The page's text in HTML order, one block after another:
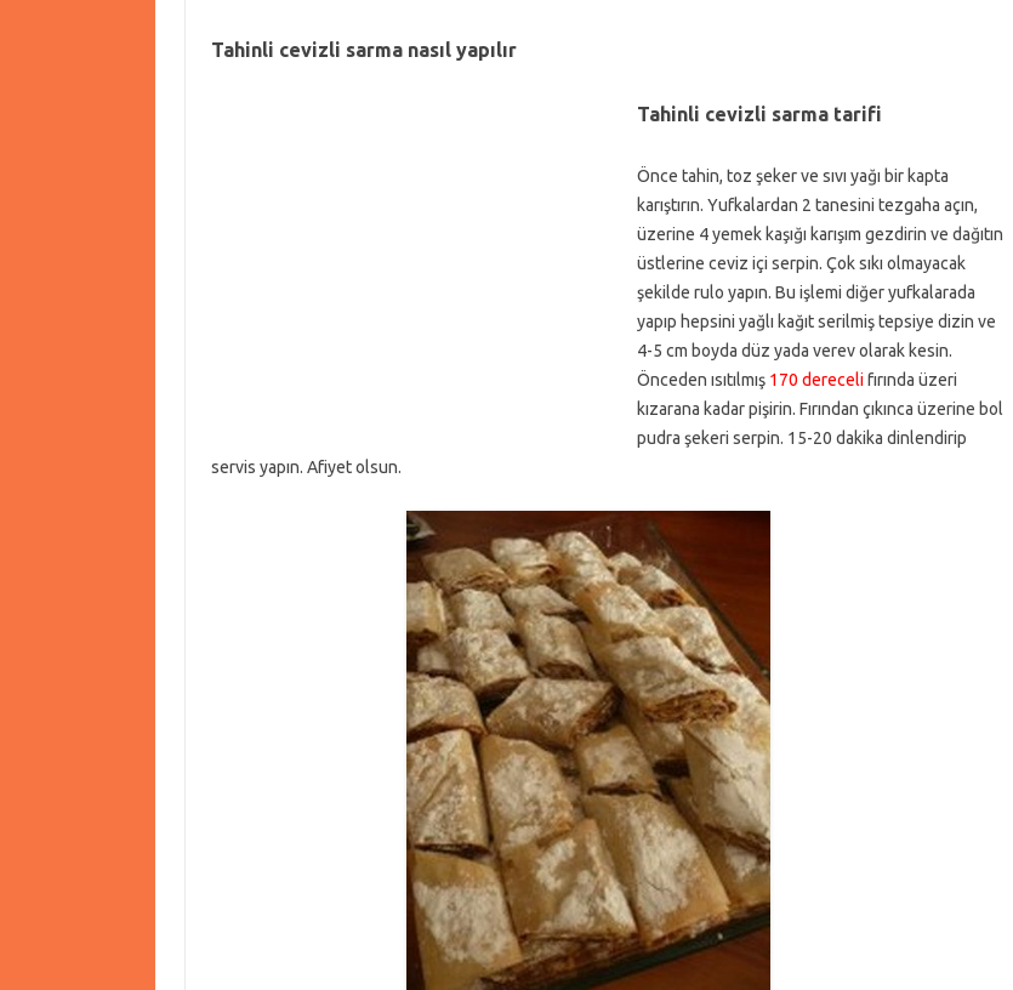
Tahinli cevizli sarma nasıl yapılır
Tahinli cevizli sarma tarifi
Önce tahin, toz şeker ve sıvı yağı bir kapta
karıştırın. Yufkalardan 2 tanesini tezgaha açın,
üzerine 4 yemek kaşığı karışım gezdirin ve dağıtın
üstlerine ceviz içi serpin. Çok sıkı olmayacak
şekilde rulo yapın. Bu işlemi diğer yufkalarada
yapıp hepsini yağlı kağıt serilmiş tepsiye dizin ve
4-5 cm boyda düz yada verev olarak kesin.
Önceden ısıtılmış 170 derecelifırında üzeri
kızarana kadar pişirin. Fırından çıkınca üzerine bol
pudra şekeri serpin. 15-20 dakika dinlendirip
servis yapın. Afiyet olsun.